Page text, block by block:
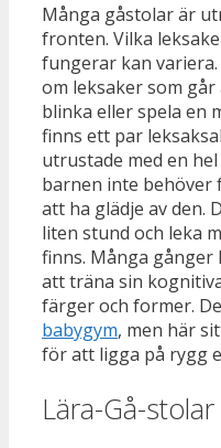
Många gåstolar är
fronten. Vilka
fungerar kan
om leksaker som
blinka eller spela en
finns ett par
utrustade med en
barnen inte
att ha glädje av den.
liten stund och leka
finns. Många
att träna sin
färger och former.
babygym, men här
för att ligga på rygg
Lära-Gå-